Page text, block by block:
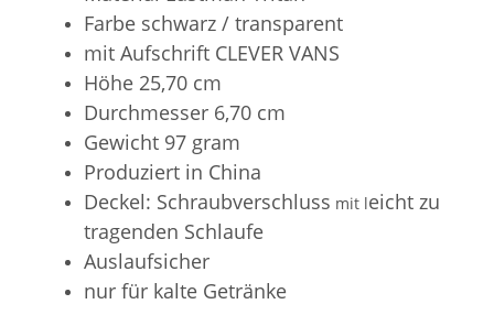
Farbe schwarz / transparent
mit Aufschrift CLEVER VANS
Höhe 25,70 cm
Durchmesser 6,70 cm
Gewicht 97 gram
Produziert in China
Deckel: Schraubverschluss mit leicht zu
tragenden Schlaufe
Auslaufsicher
nur für kalte Getränke